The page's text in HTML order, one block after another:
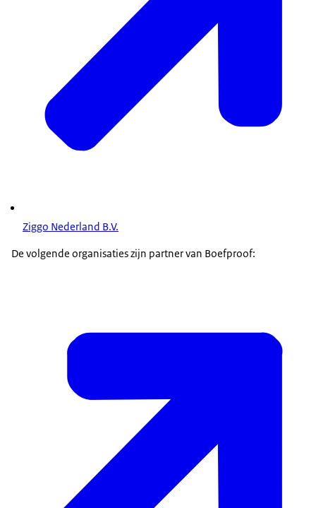
Ziggo Nederland B.V.
De volgende organisaties zijn partner van Boefproof: